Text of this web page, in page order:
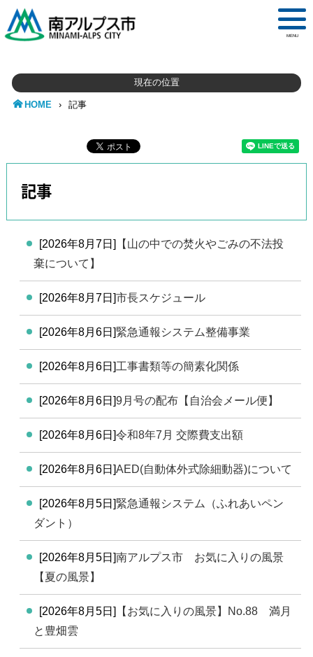
MENU
現在の位置
HOME › 記事
記事
[2026年8月7日]
【山の中での焚火やごみの不法投
棄について】
[2026年8月7日]市長スケジュール
[2026年8月6日]緊急通報システム整備事業
[2026年8月6日]工事書類等の簡素化関係
[2026年8月6日]9月号の配布【自治会メール便】
[2026年8月6日]令和8年7月 交際費支出額
[2026年8月6日]AED(自動体外式除細動器)について
[2026年8月5日]緊急通報システム（ふれあいペン
ダント）
[2026年8月5日]南アルプス市 お気に入りの風景
【夏の風景】
[2026年8月5日]
【お気に入りの風景】No.88 満月
と豊畑雲